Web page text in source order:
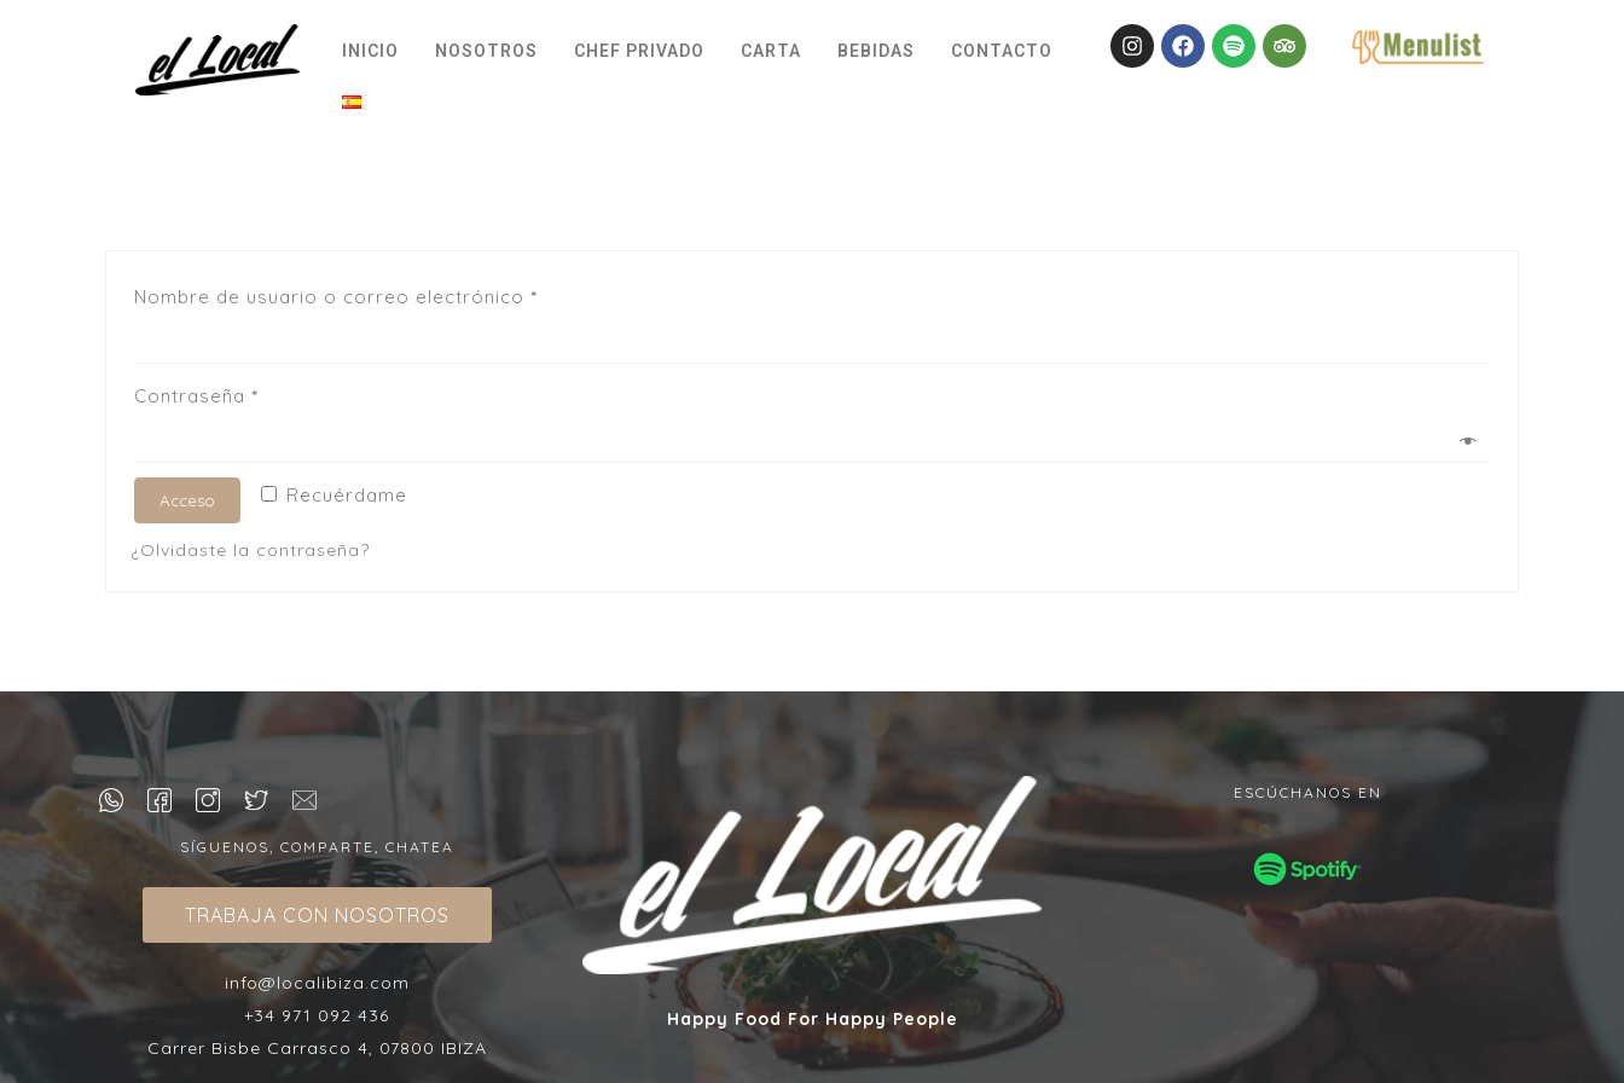
INICIO NOSOTROS CHEF PRIVADO CARTA BEBIDAS CONTACTO
Nombre de usuario o correo electrónico *
Contraseña *
Recuérdame
Acceso
¿Olvidaste la contraseña?
SÍGUENOS, COMPARTE, CHATEA
TRABAJA CON NOSOTROS
info@localibiza.com
+34 971 092 436
Carrer Bisbe Carrasco 4, 07800 IBIZA
Happy Food For Happy People
ESCÚCHANOS EN